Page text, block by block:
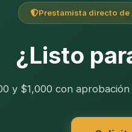
Prestamista directo de
¿Listo
y $1,000 con